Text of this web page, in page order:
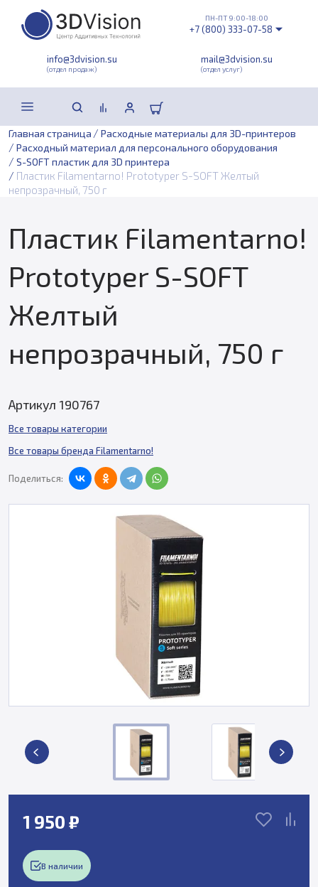
info@3dvision.su
(отдел продаж)
mail@3dvision.su
(отдел услуг)
ПН-ПТ 9:00-18:00
+7 (800) 333-07-58
Главная страница / Расходные материалы для 3D-принтеров
/ Расходный материал для персонального оборудования
/ S-SOFT пластик для 3D принтера
/ Пластик Filamentarno! Prototyper S-SOFT Желтый
непрозрачный, 750 г
Пластик Filamentarno!
Prototyper S-SOFT
Желтый
непрозрачный, 750 г
Артикул 190767
Все товары категории
Все товары бренда Filamentarno!
Поделиться:
1 950 ₽
В наличии